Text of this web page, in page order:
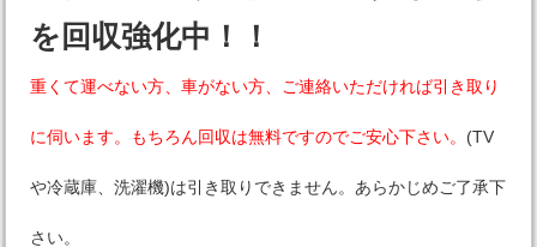
を回収強化中！！
重くて運べない方、車がない方、ご連絡いただければ引き取り
に伺います。もちろん回収は無料ですのでご安心下さい。 (TV
や冷蔵庫、洗濯機)は引き取りできません。あらかじめご了承下
さい。